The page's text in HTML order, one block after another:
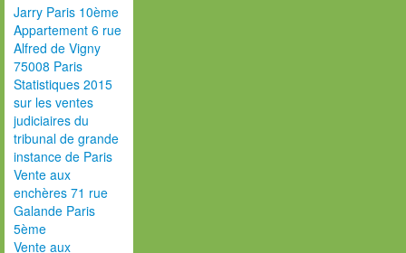
Jarry Paris 10ème
Appartement 6 rue
Alfred de Vigny
75008 Paris
Statistiques 2015
sur les ventes
judiciaires du
tribunal de grande
instance de Paris
Vente aux
enchères 71 rue
Galande Paris
5ème
Vente aux